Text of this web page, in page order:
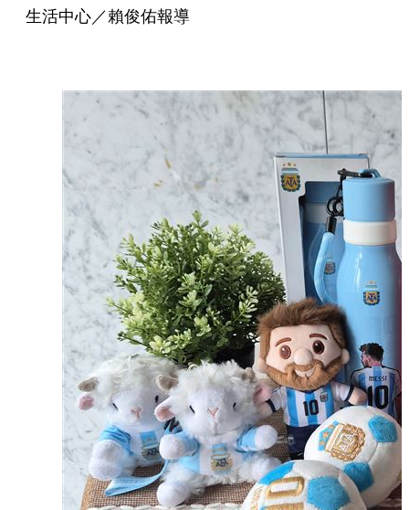
生活中心／賴俊佑報導